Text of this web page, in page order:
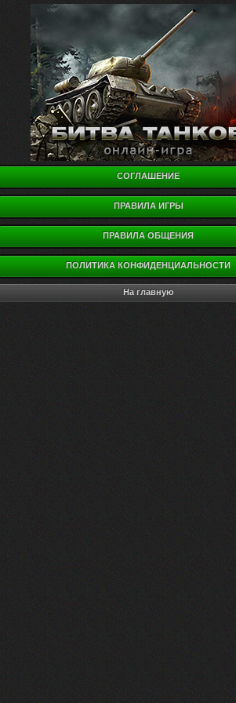
СОГЛАШЕНИЕ
ПРАВИЛА ИГРЫ
ПРАВИЛА ОБЩЕНИЯ
ПОЛИТИКА КОНФИДЕНЦИАЛЬНОСТИ
На главную